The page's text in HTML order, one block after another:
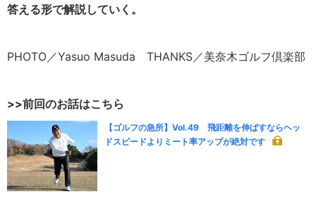
答える形で解説していく。
PHOTO／Yasuo Masuda THANKS／美奈木ゴルフ倶楽部
>>前回のお話はこちら
【ゴルフの急所】Vol.49 飛距離を伸ばすならヘッ
ドスピードよりミート率アップが絶対です